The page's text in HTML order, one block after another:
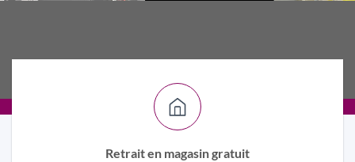
Retrait en magasin gratuit